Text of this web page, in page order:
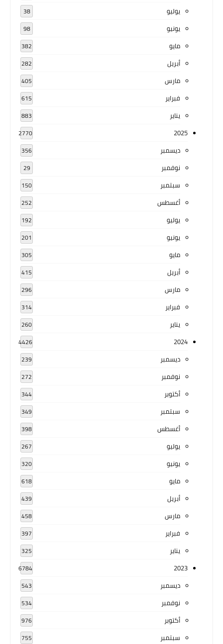
يوليو 38
يونيو 98
مايو 382
أبريل 282
مارس 405
فبراير 615
يناير 883
2025
2770
ديسمبر 356
نوفمبر 29
سبتمبر 150
أغسطس 252
يوليو 192
يونيو 201
مايو 305
أبريل 415
مارس 296
فبراير 314
يناير 260
2024
4426
ديسمبر 239
نوفمبر 272
أكتوبر 344
سبتمبر 349
أغسطس 398
يوليو 267
يونيو 320
مايو 618
أبريل 439
مارس 458
فبراير 397
يناير 325
2023
6784
ديسمبر 543
نوفمبر 534
أكتوبر 976
سبتمبر 755